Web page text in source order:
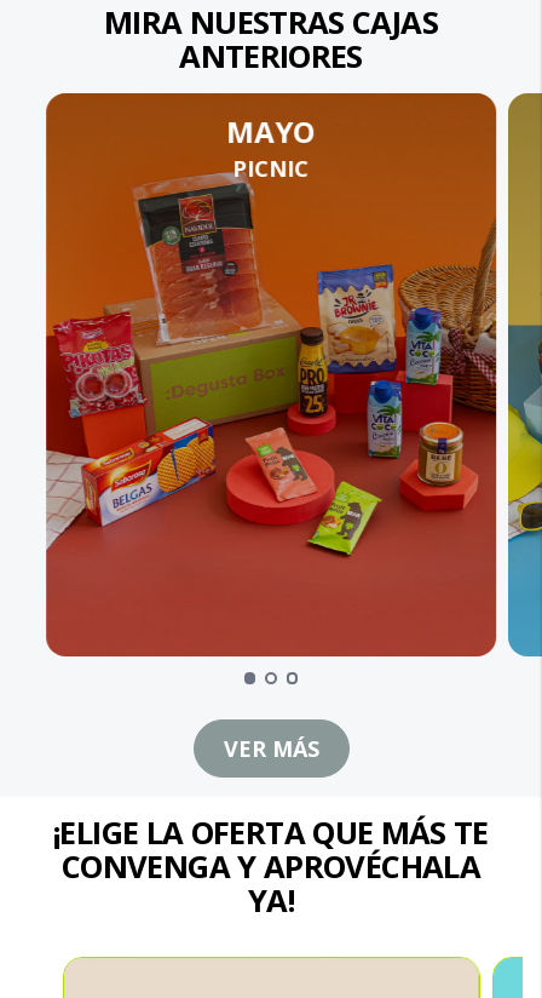
MIRA NUESTRAS CAJAS
ANTERIORES
MAYO
PICNIC
VER MÁS
¡ELIGE LA OFERTA QUE MÁS TE
CONVENGA Y APROVÉCHALA
YA!